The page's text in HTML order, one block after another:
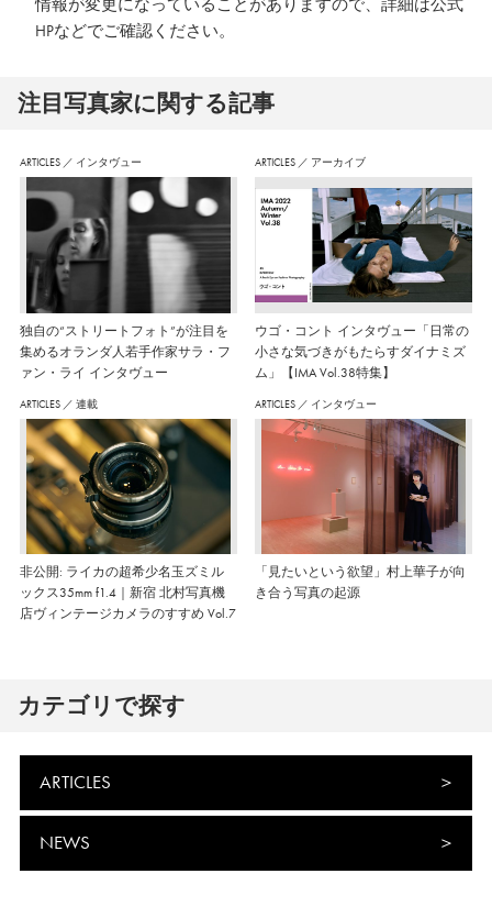
情報が変更になっていることがありますので、詳細は公式
HPなどでご確認ください。
注⽬写真家に関する記事
ARTICLES ／ インタヴュー
独自の“ストリートフォト”が注目を
集めるオランダ人若手作家サラ・フ
ァン・ライ インタヴュー
ARTICLES ／ アーカイブ
ウゴ・コント インタヴュー「日常の
小さな気づきがもたらすダイナミズ
ム」【IMA Vol.38特集】
ARTICLES ／ 連載
非公開: ライカの超希少名玉ズミル
ックス35mm f1.4｜新宿 北村写真機
店ヴィンテージカメラのすすめ Vol.7
ARTICLES ／ インタヴュー
「見たいという欲望」村上華子が向
き合う写真の起源
カテゴリで探す
ARTICLES
NEWS